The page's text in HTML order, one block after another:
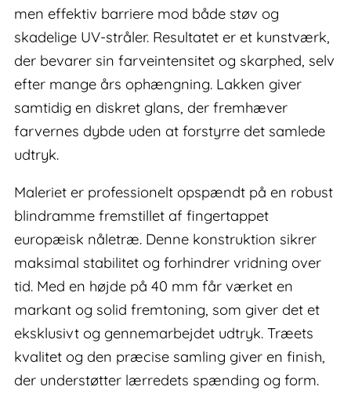
men effektiv barriere mod både støv og
skadelige UV-stråler. Resultatet er et kunstværk,
der bevarer sin farveintensitet og skarphed, selv
efter mange års ophængning. Lakken giver
samtidig en diskret glans, der fremhæver
farvernes dybde uden at forstyrre det samlede
udtryk.
Maleriet er professionelt opspændt på en robust
blindramme fremstillet af fingertappet
europæisk nåletræ. Denne konstruktion sikrer
maksimal stabilitet og forhindrer vridning over
tid. Med en højde på 40 mm får værket en
markant og solid fremtoning, som giver det et
eksklusivt og gennemarbejdet udtryk. Træets
kvalitet og den præcise samling giver en finish,
der understøtter lærredets spænding og form.